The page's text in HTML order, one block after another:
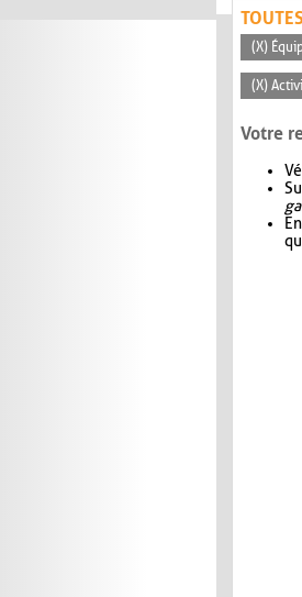
(X)
(X)
Votre